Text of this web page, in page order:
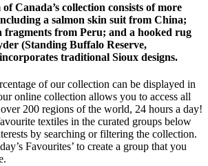
Canada’s collection consists of more
a salmon skin suit from China;
fragments from Peru; and a hooked rug
(Standing Buffalo Reserve,
traditional Sioux designs.
of our collection can be displayed in
online collection allows you to access all
200 regions of the world, 24 hours a day!
textiles in the curated groups below
by searching or filtering the collection.
Favourites’ to create a group that you